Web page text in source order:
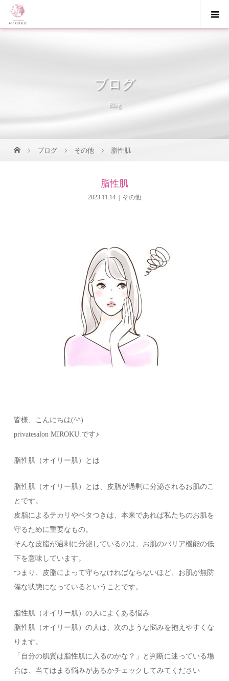
ブログ
Blog
ブログ その他 脂性肌
脂性肌
2023.11.14 その他
皆様、こんにちは(^^)
privatesalon MIROKU.です♪
脂性肌（オイリー肌）とは
脂性肌（オイリー肌）とは、皮脂が過剰に分泌されるお肌のこ
とです。
皮脂によるテカリやベタつきは、本来であれば私たちのお肌を
守るために重要なもの。
そんな皮脂が過剰に分泌しているのは、お肌のバリア機能の低
下を意味しています。
つまり、皮脂によって守らなければならないほど、お肌が無防
備な状態になっているということです。
脂性肌（オイリー肌）の人によくある悩み
脂性肌（オイリー肌）の人は、次のような悩みを抱えやすくな
ります。
「自分の肌質は脂性肌に入るのかな？」と判断に迷っている場
合は、当てはまる悩みがあるかチェックしてみてください